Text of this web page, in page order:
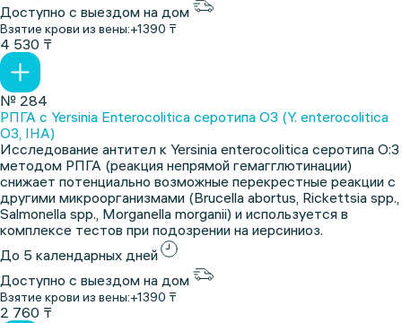
Доступно с выездом на дом
Взятие крови из вены:+1390 ₸
4 530 ₸
№ 284
РПГА с Yersinia Enterocolitica серотипа О3 (Y. enterocolitica
O3, IHA)
Исследование антител к Yersinia enterocolitica серотипа О:3
методом РПГА (реакция непрямой гемагглютинации)
снижает потенциально возможные перекрестные реакции с
другими микроорганизмами (Brucella abortus, Rickettsia spp.,
Salmonella spp., Morganella morganii) и используется в
комплексе тестов при подозрении на иерсиниоз.
До 5 календарных дней
Доступно с выездом на дом
Взятие крови из вены:+1390 ₸
2 760 ₸